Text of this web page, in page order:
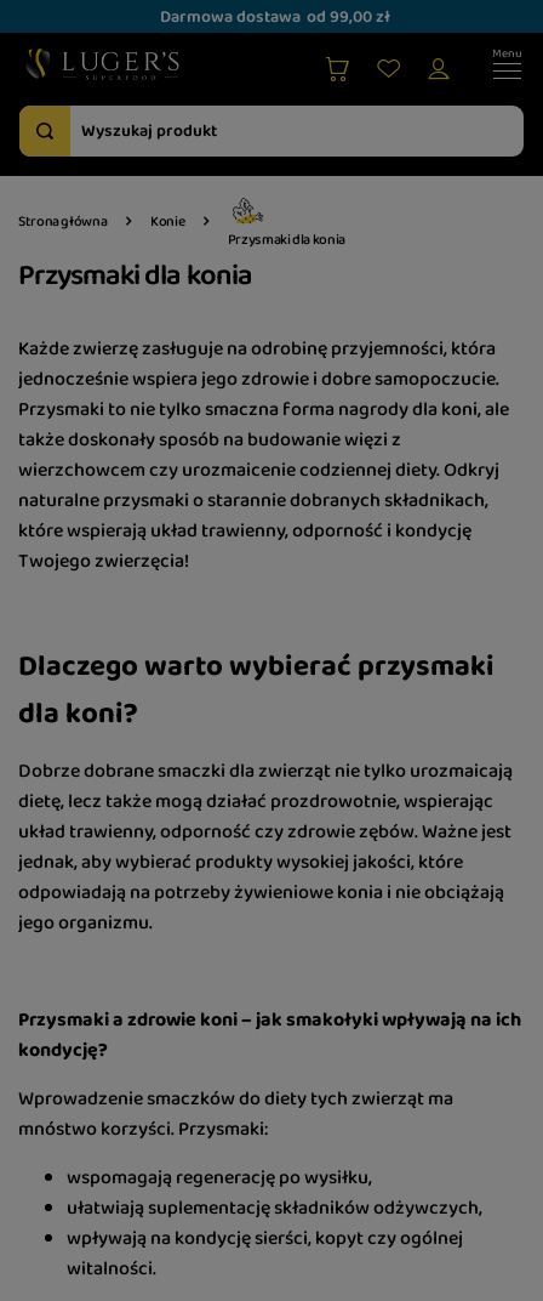
Darmowa dostawa od 99,00 zł
Strona główna
Konie
Przysmaki dla konia
Przysmaki dla konia
Każde zwierzę zasługuje na odrobinę przyjemności, która
jednocześnie wspiera jego zdrowie i dobre samopoczucie.
Przysmaki to nie tylko smaczna forma nagrody dla koni, ale
także doskonały sposób na budowanie więzi z
wierzchowcem czy urozmaicenie codziennej diety. Odkryj
naturalne przysmaki o starannie dobranych składnikach,
które wspierają układ trawienny, odporność i kondycję
Twojego zwierzęcia!
Dlaczego warto wybierać przysmaki
dla koni?
Dobrze dobrane smaczki dla zwierząt nie tylko urozmaicają
dietę, lecz także mogą działać prozdrowotnie, wspierając
układ trawienny, odporność czy zdrowie zębów. Ważne jest
jednak, aby wybierać produkty wysokiej jakości, które
odpowiadają na potrzeby żywieniowe konia i nie obciążają
jego organizmu.
Przysmaki a zdrowie koni – jak smakołyki wpływają na ich
kondycję?
Wprowadzenie smaczków do diety tych zwierząt ma
mnóstwo korzyści. Przysmaki:
wspomagają regenerację po wysiłku,
ułatwiają suplementację składników odżywczych,
wpływają na kondycję sierści, kopyt czy ogólnej
witalności.